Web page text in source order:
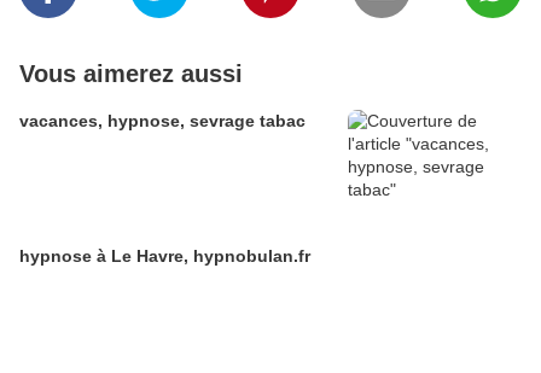
Vous aimerez aussi
vacances, hypnose, sevrage tabac
hypnose à Le Havre, hypnobulan.fr